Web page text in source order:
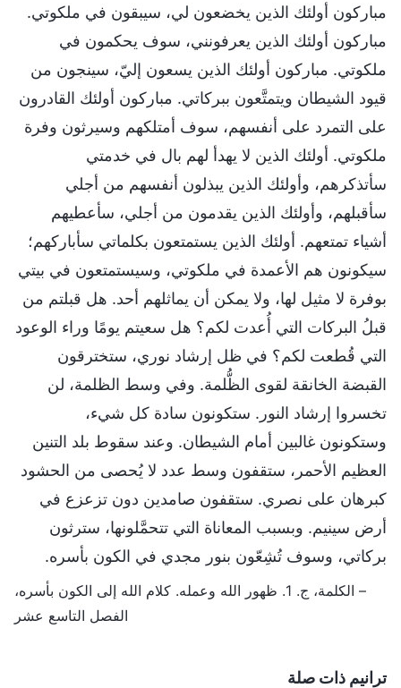
مباركون أولئك الذين يخضعون لي، سيبقون في ملكوتي.
مباركون أولئك الذين يعرفونني، سوف يحكمون في
ملكوتي. مباركون أولئك الذين يسعون إليّ، سينجون من
قيود الشيطان ويتمتَّعون ببركاتي. مباركون أولئك القادرون
على التمرد على أنفسهم، سوف أمتلكهم وسيرثون وفرة
ملكوتي. أولئك الذين لا يهدأ لهم بال في خدمتي
سأتذكرهم، وأولئك الذين يبذلون أنفسهم من أجلي
سأقبلهم، وأولئك الذين يقدمون من أجلي، سأعطيهم
أشياء تمتعهم. أولئك الذين يستمتعون بكلماتي سأباركهم؛
سيكونون هم الأعمدة في ملكوتي، وسيستمتعون في بيتي
بوفرة لا مثيل لها، ولا يمكن أن يماثلهم أحد. هل قبلتم من
قبلُ البركات التي أُعدت لكم؟ هل سعيتم يومًا وراء الوعود
التي قُطعت لكم؟ في ظل إرشاد نوري، ستخترقون
القبضة الخانقة لقوى الظُّلمة. وفي وسط الظلمة، لن
تخسروا إرشاد النور. ستكونون سادة كل شيء،
وستكونون غالبين أمام الشيطان. وعند سقوط بلد التنين
العظيم الأحمر، ستقفون وسط عدد لا يُحصى من الحشود
كبرهان على نصري. ستقفون صامدين دون تزعزع في
أرض سينيم. وبسبب المعاناة التي تتحمَّلونها، سترثون
بركاتي، وسوف تُشِعّون بنور مجدي في الكون بأسره.
– الكلمة، ج. 1. ظهور الله وعمله. كلام الله إلى الكون بأسره،
الفصل التاسع عشر
ترانيم ذات صلة